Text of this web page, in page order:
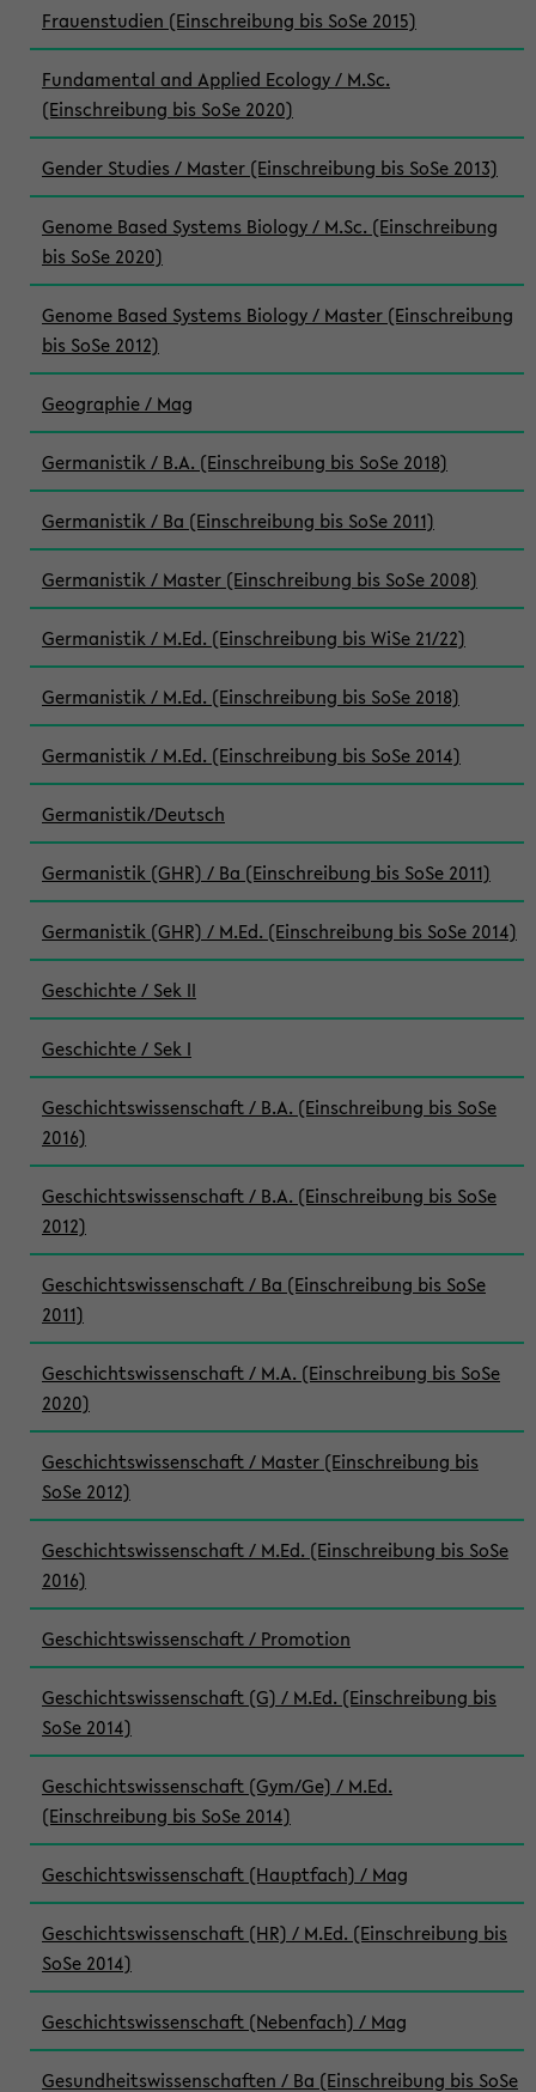
Frauenstudien (Einschreibung bis SoSe 2015)
Fundamental and Applied Ecology / M.Sc.
(Einschreibung bis SoSe 2020)
Gender Studies / Master (Einschreibung bis SoSe 2013)
Genome Based Systems Biology / M.Sc. (Einschreibung
bis SoSe 2020)
Genome Based Systems Biology / Master (Einschreibung
bis SoSe 2012)
Geographie / Mag
Germanistik / B.A. (Einschreibung bis SoSe 2018)
Germanistik / Ba (Einschreibung bis SoSe 2011)
Germanistik / Master (Einschreibung bis SoSe 2008)
Germanistik / M.Ed. (Einschreibung bis WiSe 21/22)
Germanistik / M.Ed. (Einschreibung bis SoSe 2018)
Germanistik / M.Ed. (Einschreibung bis SoSe 2014)
Germanistik/Deutsch
Germanistik (GHR) / Ba (Einschreibung bis SoSe 2011)
Germanistik (GHR) / M.Ed. (Einschreibung bis SoSe 2014)
Geschichte / Sek II
Geschichte / Sek I
Geschichtswissenschaft / B.A. (Einschreibung bis SoSe
2016)
Geschichtswissenschaft / B.A. (Einschreibung bis SoSe
2012)
Geschichtswissenschaft / Ba (Einschreibung bis SoSe
2011)
Geschichtswissenschaft / M.A. (Einschreibung bis SoSe
2020)
Geschichtswissenschaft / Master (Einschreibung bis
SoSe 2012)
Geschichtswissenschaft / M.Ed. (Einschreibung bis SoSe
2016)
Geschichtswissenschaft / Promotion
Geschichtswissenschaft (G) / M.Ed. (Einschreibung bis
SoSe 2014)
Geschichtswissenschaft (Gym/Ge) / M.Ed.
(Einschreibung bis SoSe 2014)
Geschichtswissenschaft (Hauptfach) / Mag
Geschichtswissenschaft (HR) / M.Ed. (Einschreibung bis
SoSe 2014)
Geschichtswissenschaft (Nebenfach) / Mag
Gesundheitswissenschaften / Ba (Einschreibung bis SoSe